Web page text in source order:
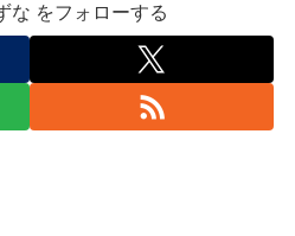
な をフォローする